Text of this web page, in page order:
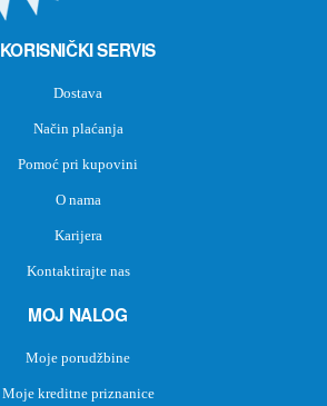
KORISNIČKI SERVIS
Dostava
Način plaćanja
Pomoć pri kupovini
O nama
Karijera
Kontaktirajte nas
MOJ NALOG
Moje porudžbine
Moje kreditne priznanice